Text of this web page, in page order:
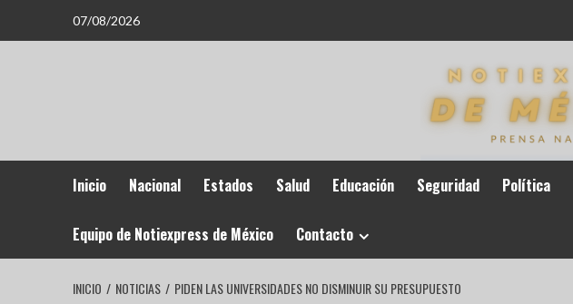
07/08/2026
Inicio Nacional Estados Salud Educación Seguridad Política
Equipo de Notiexpress de México Contacto
INICIO NOTICIAS PIDEN LAS UNIVERSIDADES NO DISMINUIR SU PRESUPUESTO